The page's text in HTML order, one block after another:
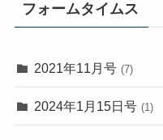
フォームタイムス
2021年11月号 (7)
2024年1月15日号 (1)